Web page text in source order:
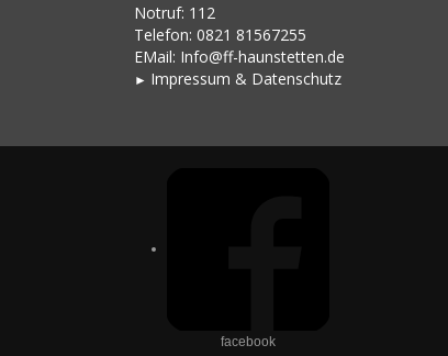
Notruf: 112
Telefon: 0821 81567255
EMail: Info@ff-haunstetten.de
► Impressum & Datenschutz
facebook